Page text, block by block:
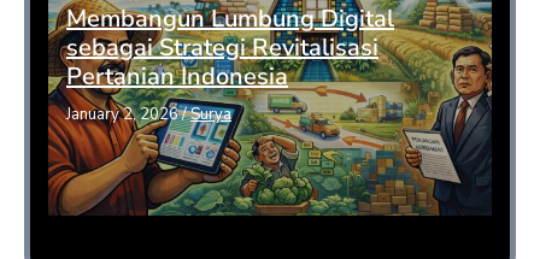
Membangun Lumbung Digital
sebagai Strategi Revitalisasi
Pertanian Indonesia
January 2, 2026/Surya